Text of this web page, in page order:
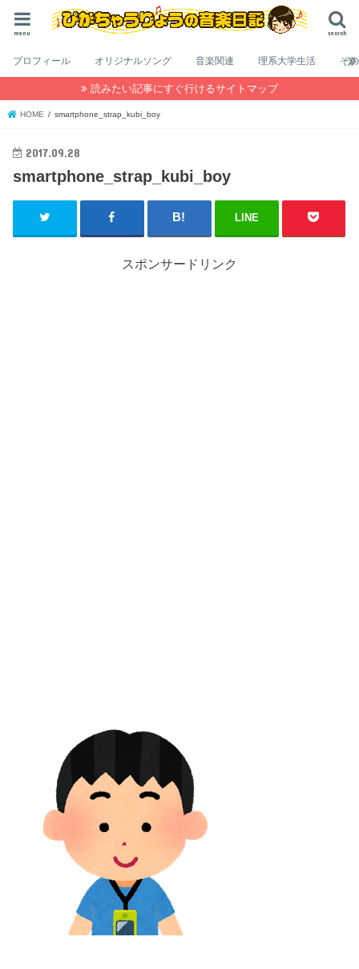
search
menu
プロフィール オリジナルソング 音楽関連 理系大学生活 そ
読みたい記事にすぐ行けるサイトマップ
HOME smartphone_strap_kubi_boy
2017.09.28
smartphone_strap_kubi_boy
LINE
スポンサードリンク